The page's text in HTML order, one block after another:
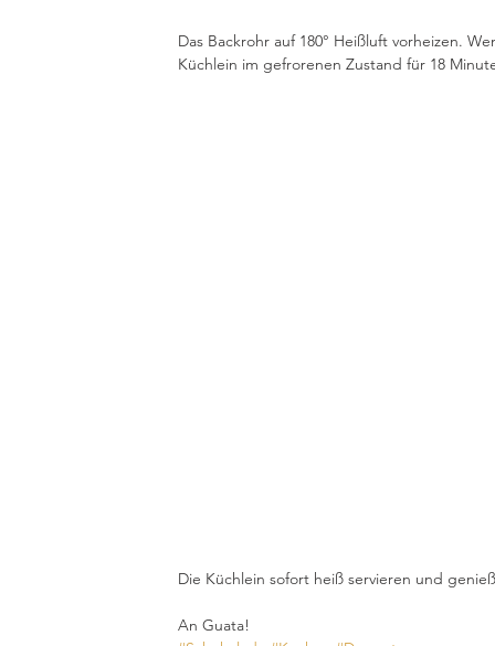
Das Backrohr auf 180° Heißluft vorheizen.
Küchlein im gefrorenen Zustand für 18
Die Küchlein sofort heiß servieren und
An Guata!